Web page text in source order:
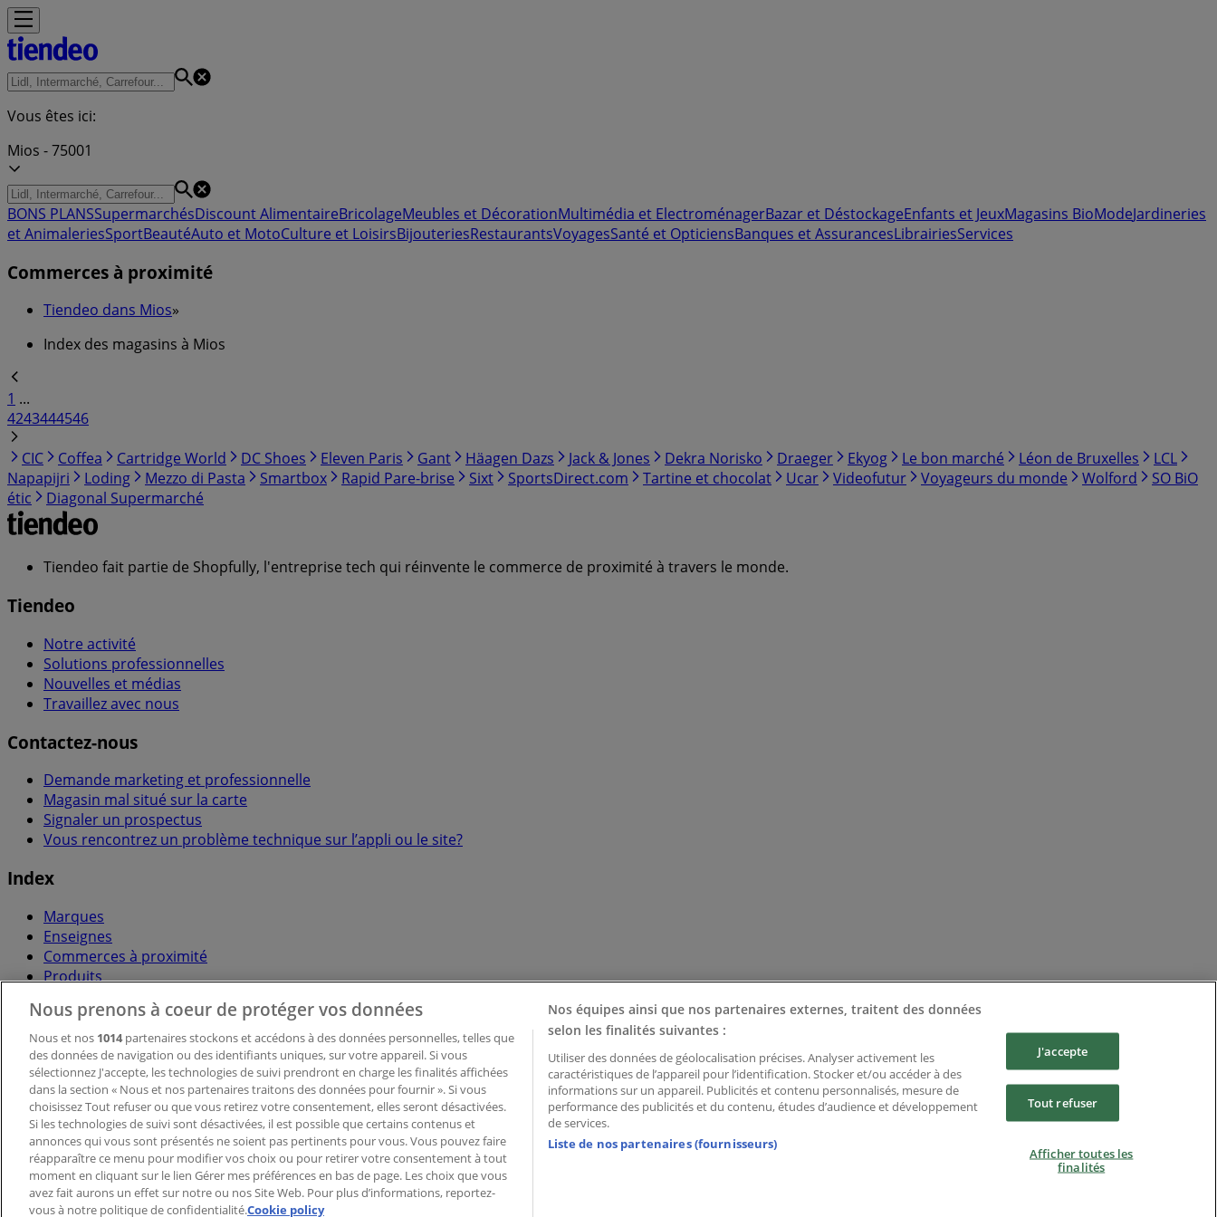
Vous êtes ici:
Mios - 75001
BONS PLANSSupermarchésDiscount AlimentaireBricolageMeubles et DécorationMultimédia et ElectroménagerBazar et DéstockageEnfants et JeuxMagasins BioModeJardineries
et AnimaleriesSportBeautéAuto et MotoCulture et LoisirsBijouteriesRestaurantsVoyagesSanté et OpticiensBanques et AssurancesLibrairiesServices
Commerces à proximité
Tiendeo dans Mios»
Index des magasins à Mios
1 ...
4243444546
CIC
Coffea Cartridge World DC Shoes Eleven Paris Gant Häagen Dazs Jack & Jones Dekra Norisko Draeger Ekyog Le bon marché Léon de Bruxelles
LCL
Napapijri
Loding Mezzo di Pasta Smartbox Rapid Pare-brise Sixt SportsDirect.com Tartine et chocolat Ucar Videofutur Voyageurs du monde Wolford
SO BiO
étic
Diagonal Supermarché
Tiendeo fait partie de Shopfully, l'entreprise tech qui réinvente le commerce de proximité à travers le monde.
Tiendeo
Notre activité
Solutions professionnelles
Nouvelles et médias
Travaillez avec nous
Contactez-nous
Demande marketing et professionnelle
Magasin mal situé sur la carte
Signaler un prospectus
Vous rencontrez un problème technique sur l’appli ou le site?
Index
Marques
Enseignes
Commerces à proximité
Produits
Télécharger l'appli Tiendeo
Copyright © Tiendeo ® 2026 · Shopfully Marketing S.L.U. – Palau de Mar – 08039 Barcelona, Spain
Conditions généralesPolitique de confidentialité
Nous prenons à coeur de protéger vos données
Nous et nos 1014partenaires stockons et accédons à des données personnelles, telles que
des données de navigation ou des identifiants uniques, sur votre appareil. Si vous
sélectionnez J'accepte, les technologies de suivi prendront en charge les finalités affichées
dans la section « Nous et nos partenaires traitons des données pour fournir ». Si vous
choisissez Tout refuser ou que vous retirez votre consentement, elles seront désactivées.
Si les technologies de suivi sont désactivées, il est possible que certains contenus et
annonces qui vous sont présentés ne soient pas pertinents pour vous. Vous pouvez faire
réapparaître ce menu pour modifier vos choix ou pour retirer votre consentement à tout
moment en cliquant sur le lien Gérer mes préférences en bas de page. Les choix que vous
avez fait aurons un effet sur notre ou nos Site Web. Pour plus d’informations, reportez-
vous à notre politique de confidentialité.Cookie policy
Nos équipes ainsi que nos partenaires externes, traitent des données
selon les finalités suivantes :
Utiliser des données de géolocalisation précises. Analyser activement les
caractéristiques de l’appareil pour l’identification. Stocker et/ou accéder à des
informations sur un appareil. Publicités et contenu personnalisés, mesure de
performance des publicités et du contenu, études d’audience et développement
de services.
Liste de nos partenaires (fournisseurs)
J'accepte
Tout refuser
Afficher toutes les
finalités